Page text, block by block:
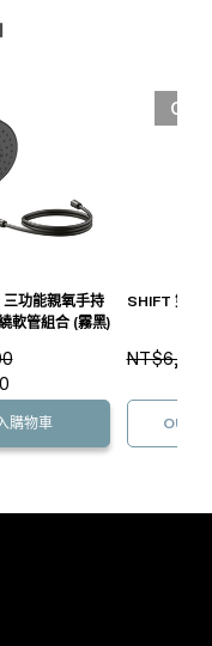
功能親氧手持
軟管組合 (霧黑)
購物車
OUT
SHIFT 雙功
NT$6,400
OUT